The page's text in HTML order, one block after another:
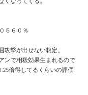
５６０％
撃が出せない想定。
ンで相殺効果生まれるので
倍得してるくらいの評価